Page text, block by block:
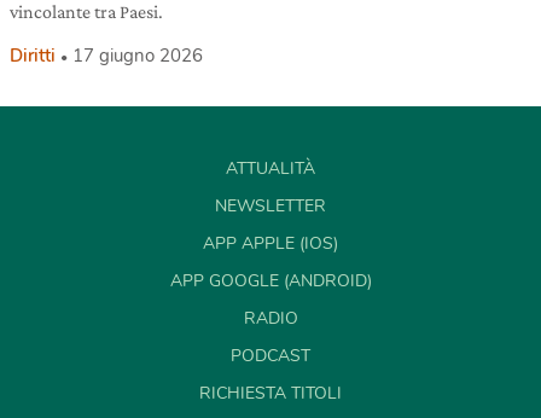
vincolante tra Paesi.
Diritti 17 giugno 2026
ATTUALITÀ
NEWSLETTER
APP APPLE (IOS)
APP GOOGLE (ANDROID)
RADIO
PODCAST
RICHIESTA TITOLI